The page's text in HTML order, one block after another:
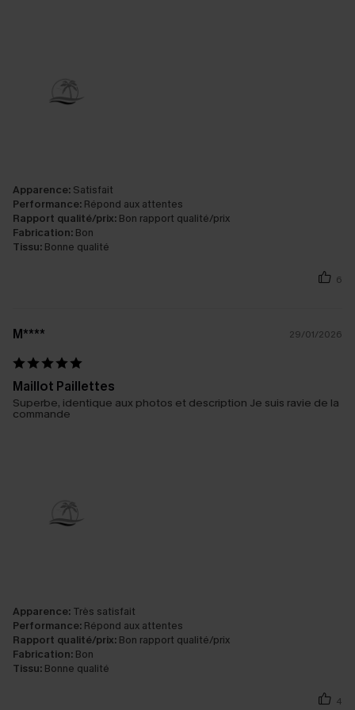
Apparence: Satisfait
Performance: Répond aux attentes
Rapport qualité/prix: Bon rapport qualité/prix
Fabrication: Bon
Tissu: Bonne qualité
6
M**** 29/01/2026
Maillot Paillettes
Superbe, identique aux photos et description Je suis ravie de la
commande
Apparence: Très satisfait
Performance: Répond aux attentes
Rapport qualité/prix: Bon rapport qualité/prix
Fabrication: Bon
Tissu: Bonne qualité
4